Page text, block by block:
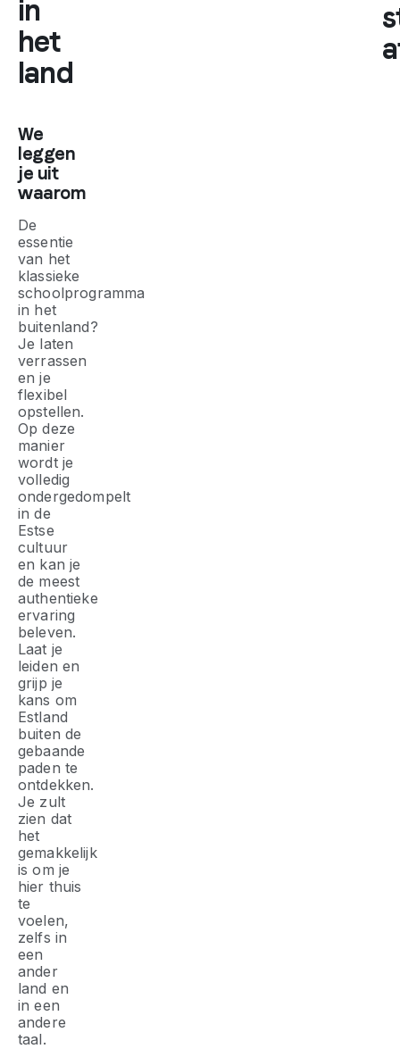
in
het
land
We
leggen
je uit
waarom
De
essentie
van het
klassieke
schoolprogramma
in het
buitenland?
Je laten
verrassen
en je
flexibel
opstellen.
Op deze
manier
wordt je
volledig
ondergedompelt
in de
Estse
cultuur
en kan je
de meest
authentieke
ervaring
beleven.
Laat je
leiden en
grijp je
kans om
Estland
buiten de
gebaande
paden te
ontdekken.
Je zult
zien dat
het
gemakkelijk
is om je
hier thuis
te
voelen,
zelfs in
een
ander
land en
in een
andere
taal.